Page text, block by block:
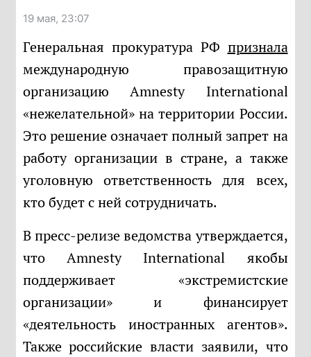
19 мая, 23:07
Генеральная прокуратура РФ признала
международную правозащитную
организацию Amnesty International
«нежелательной» на территории России.
Это решение означает полный запрет на
работу организации в стране, а также
уголовную ответственность для всех,
кто будет с ней сотрудничать.
В пресс-релизе ведомства утверждается,
что Amnesty International якобы
поддерживает «экстремистские
организации» и финансирует
«деятельность иностранных агентов».
Также российские власти заявили, что